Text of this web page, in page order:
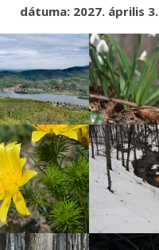
dátuma: 2027. április 3.